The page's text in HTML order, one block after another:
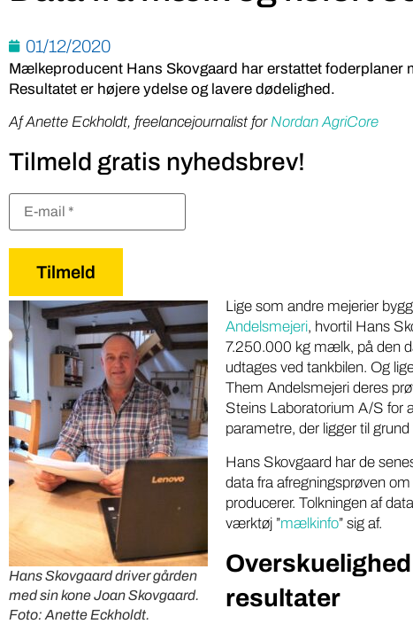
01/12/2020
Mælkeproducent Hans Skovgaard har erstattet foderplaner
Resultatet er højere ydelse og lavere dødelighed.
Af Anette Eckholdt, freelancejournalist for Nordan AgriCore
Tilmeld gratis nyhedsbrev!
Hans Skovgaard driver gården
med sin kone Joan Skovgaard.
Foto: Anette Eckholdt.
Lige som andre mejerier
Andelsmejeri, hvortil Hans
7.250.000 kg mælk, på den
udtages ved tankbilen. Og
Them Andelsmejeri deres
Steins Laboratorium A/S for
parametre, der ligger til
Hans Skovgaard har de
data fra afregningsprøven
producerer. Tolkningen af
værktøj ”mælkinfo” sig af.
resultater